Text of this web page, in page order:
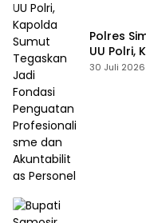
Polres
UU Polri,
Fondasi
30 Juli 2026